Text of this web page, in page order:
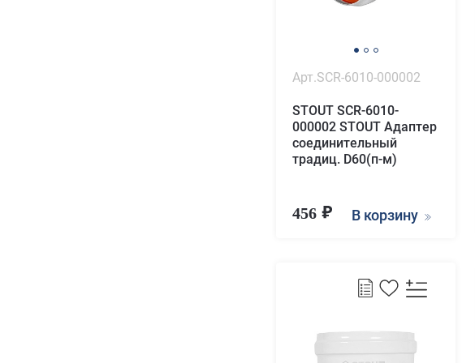
Арт.SCR-6010-000002
STOUT SCR-6010-
000002 STOUT Адаптер
соединительный
традиц. D60(п-м)
456 В корзину